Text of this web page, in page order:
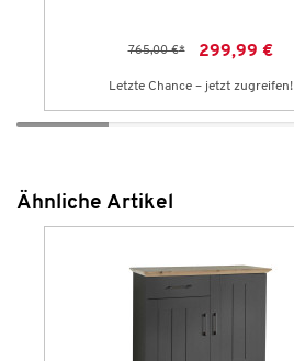
765,00 €* 299,99 €
Letzte Chance – jetzt zugreifen!
Ähnliche Artikel